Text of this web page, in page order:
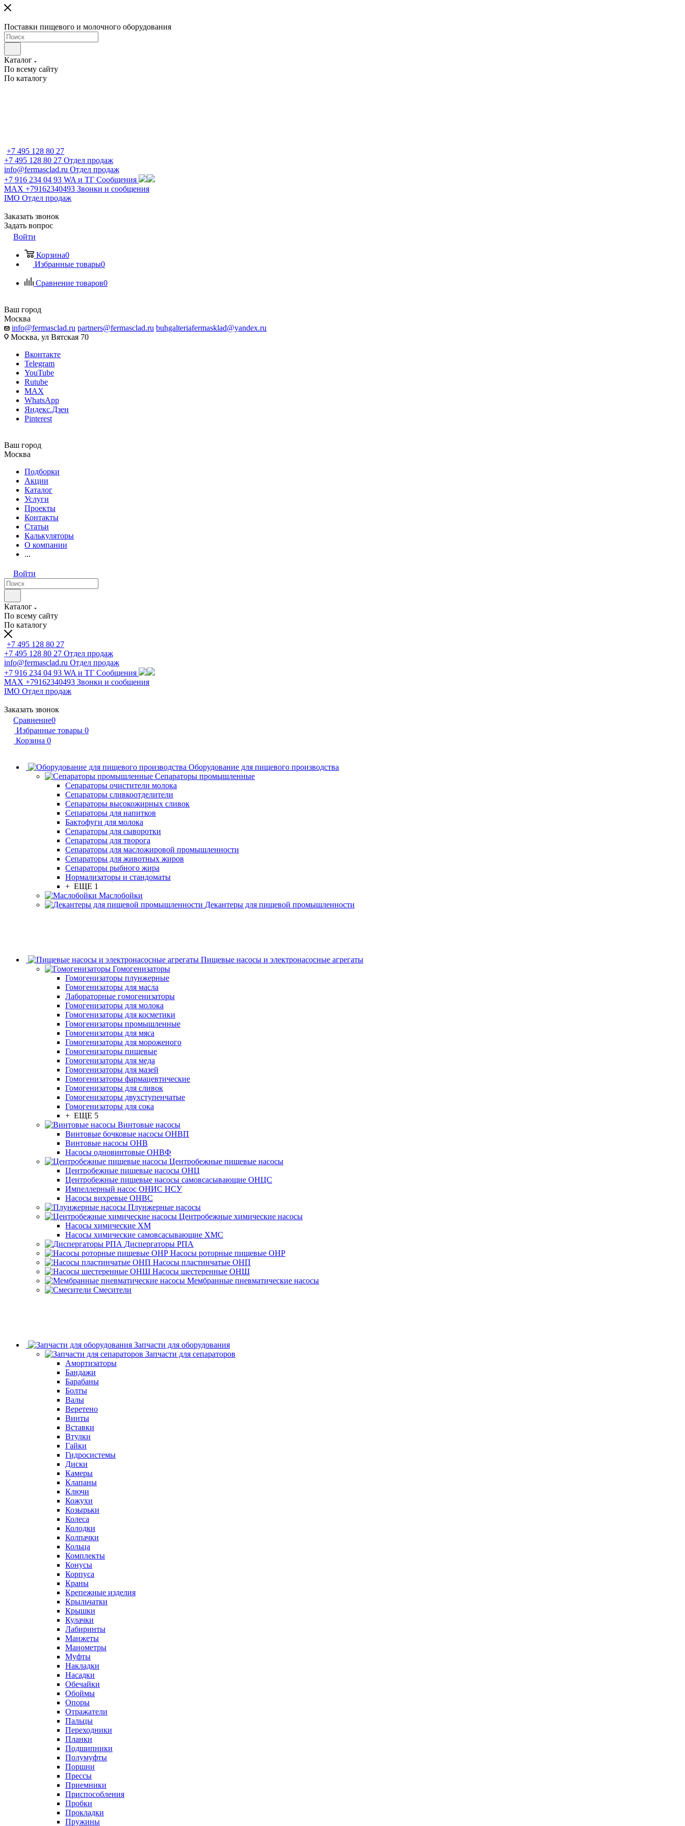
Поставки пищевого и молочного оборудования
Каталог
По всему сайту
По каталогу
+7 495 128 80 27
+7 495 128 80 27 Отдел продаж
info@fermasclad.ru Отдел продаж
+7 916 234 04 93 WA и ТГ Сообщения
MAX +79162340493 Звонки и сообщения
IMO Отдел продаж
Заказать звонок
Задать вопрос
Войти
Корзина0
Избранные товары0
Сравнение товаров0
Ваш город
Москва
info@fermasclad.ru partners@fermasclad.ru buhgalteriafermasklad@yandex.ru
Москва, ул Вятская 70
Вконтакте
Telegram
YouTube
Rutube
MAX
WhatsApp
Яндекс.Дзен
Pinterest
Ваш город
Москва
Подборки
Акции
Каталог
Услуги
Проекты
Контакты
Статьи
Калькуляторы
О компании
...
Войти
Каталог
По всему сайту
По каталогу
+7 495 128 80 27
+7 495 128 80 27 Отдел продаж
info@fermasclad.ru Отдел продаж
+7 916 234 04 93 WA и ТГ Сообщения
MAX +79162340493 Звонки и сообщения
IMO Отдел продаж
Заказать звонок
Сравнение0
Избранные товары 0
Корзина 0
Оборудование для пищевого производства
Сепараторы промышленные
Сепараторы очистители молока
Сепараторы сливкоотделители
Сепараторы высокожирных сливок
Сепараторы для напитков
Бактофуги для молока
Сепараторы для сыворотки
Сепараторы для творога
Сепараторы для масложировой промышленности
Сепараторы для животных жиров
Сепараторы рыбного жира
Нормализаторы и стандоматы
+ ЕЩЕ 1
Маслобойки
Декантеры для пищевой промышленности
Пищевые насосы и электронасосные агрегаты
Гомогенизаторы
Гомогенизаторы плунжерные
Гомогенизаторы для масла
Лабораторные гомогенизаторы
Гомогенизаторы для молока
Гомогенизаторы для косметики
Гомогенизаторы промышленные
Гомогенизаторы для мяса
Гомогенизаторы для мороженого
Гомогенизаторы пищевые
Гомогенизаторы для меда
Гомогенизаторы для мазей
Гомогенизаторы фармацевтические
Гомогенизаторы для сливок
Гомогенизаторы двухступенчатые
Гомогенизаторы для сока
+ ЕЩЕ 5
Винтовые насосы
Винтовые бочковые насосы ОНВП
Винтовые насосы ОНВ
Насосы одновинтовые ОНВФ
Центробежные пищевые насосы
Центробежные пищевые насосы ОНЦ
Центробежные пищевые насосы самовсасывающие ОНЦС
Импеллерный насос ОНИС НСУ
Насосы вихревые ОНВС
Плунжерные насосы
Центробежные химические насосы
Насосы химические ХМ
Насосы химические самовсасывающие ХМС
Диспергаторы РПА
Насосы роторные пищевые ОНР
Насосы пластинчатые ОНП
Насосы шестеренные ОНШ
Мембранные пневматические насосы
Смесители
Запчасти для оборудования
Запчасти для сепараторов
Амортизаторы
Бандажи
Барабаны
Болты
Валы
Веретено
Винты
Вставки
Втулки
Гайки
Гидросистемы
Диски
Камеры
Клапаны
Ключи
Кожухи
Козырьки
Колеса
Колодки
Колпачки
Кольца
Комплекты
Конусы
Корпуса
Краны
Крепежные изделия
Крыльчатки
Крышки
Кулачки
Лабиринты
Манжеты
Манометры
Муфты
Накладки
Насадки
Обечайки
Обоймы
Опоры
Отражатели
Пальцы
Переходники
Планки
Подшипники
Полумуфты
Поршни
Прессы
Приемники
Приспособления
Пробки
Прокладки
Пружины